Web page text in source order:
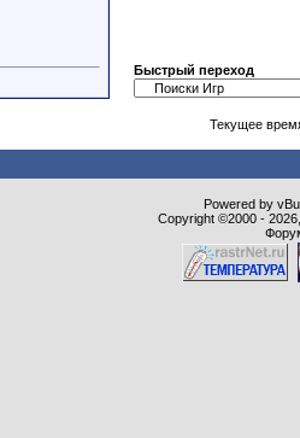
Быстрый переход
Текущее
Powered by
Copyright ©2000 -